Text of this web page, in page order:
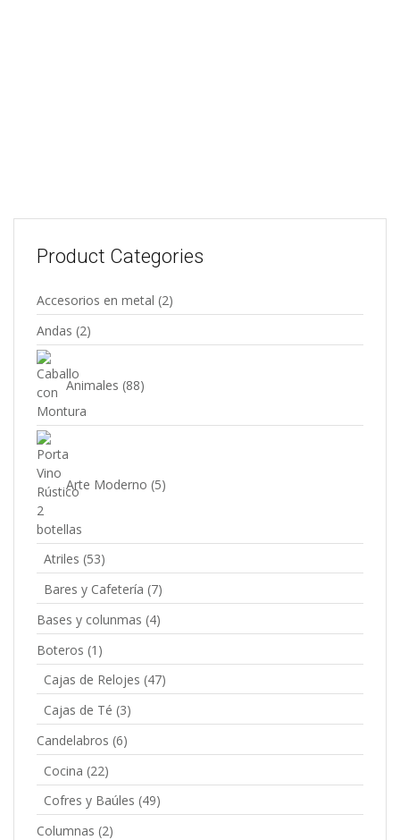
Product Categories
Accesorios en metal (2)
Andas (2)
Animales (88)
Arte Moderno (5)
Atriles (53)
Bares y Cafetería (7)
Bases y colunmas (4)
Boteros (1)
Cajas de Relojes (47)
Cajas de Té (3)
Candelabros (6)
Cocina (22)
Cofres y Baúles (49)
Columnas (2)